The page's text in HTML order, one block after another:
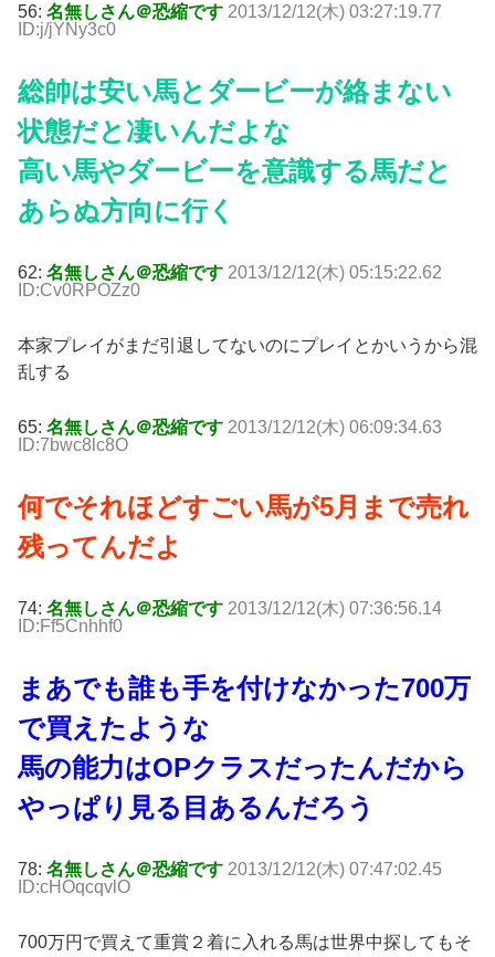
56: 名無しさん＠恐縮です 2013/12/12(木) 03:27:19.77
ID:j/jYNy3c0
総帥は安い馬とダービーが絡まない
状態だと凄いんだよな
高い馬やダービーを意識する馬だと
あらぬ方向に行く
62: 名無しさん＠恐縮です 2013/12/12(木) 05:15:22.62
ID:Cv0RPOZz0
本家プレイがまだ引退してないのにプレイとかいうから混
乱する
65: 名無しさん＠恐縮です 2013/12/12(木) 06:09:34.63
ID:7bwc8lc8O
何でそれほどすごい馬が5月まで売れ
残ってんだよ
74: 名無しさん＠恐縮です 2013/12/12(木) 07:36:56.14
ID:Ff5Cnhhf0
まあでも誰も手を付けなかった700万
で買えたような
馬の能力はOPクラスだったんだから
やっぱり見る目あるんだろう
78: 名無しさん＠恐縮です 2013/12/12(木) 07:47:02.45
ID:cHOqcqvlO
700万円で買えて重賞２着に入れる馬は世界中探してもそ